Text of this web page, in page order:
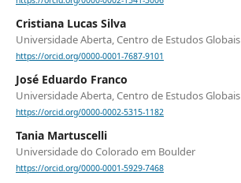
Cristiana Lucas Silva
Universidade Aberta, Centro de Estudos Globais
https://orcid.org/0000-0001-7687-9101
José Eduardo Franco
Universidade Aberta, Centro de Estudos Globais
https://orcid.org/0000-0002-5315-1182
Tania Martuscelli
Universidade do Colorado em Boulder
https://orcid.org/0000-0001-5929-7468